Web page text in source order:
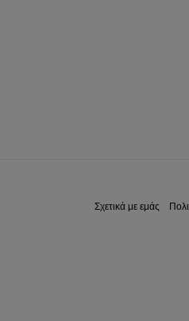
Σχετικά με εμάς